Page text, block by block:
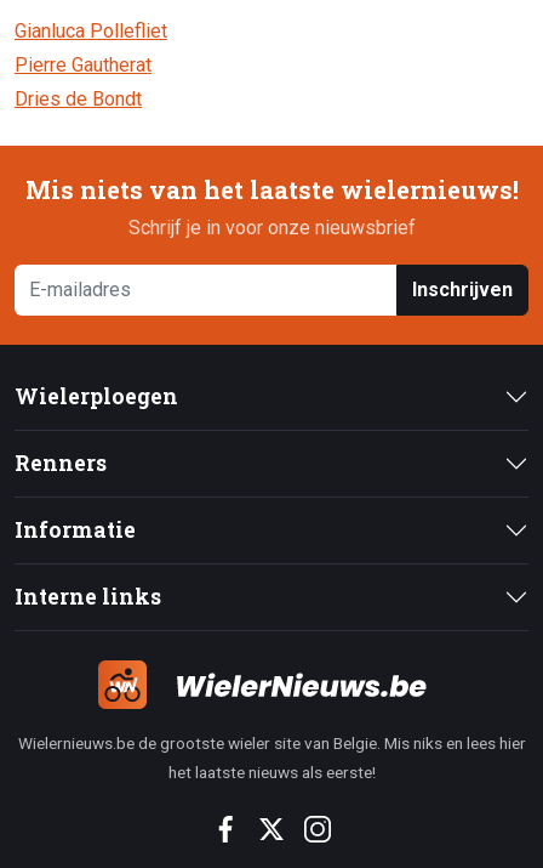
Gianluca Pollefliet
Pierre Gautherat
Dries de Bondt
Mis niets van het laatste wielernieuws!
Schrijf je in voor onze nieuwsbrief
Inschrijven
Wielerploegen
Renners
Informatie
Interne links
Wielernieuws.be de grootste wieler site van Belgie. Mis niks en lees hier
het laatste nieuws als eerste!